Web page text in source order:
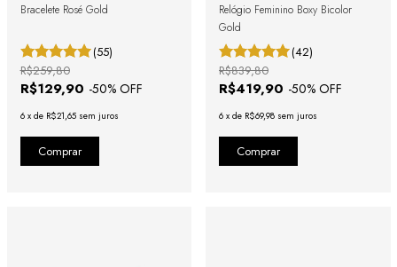
Bracelete Rosé Gold
(55)
R$129,90 -50% OFF
R$259,80
6 x de R$21,65 sem juros
Relógio Feminino Boxy Bicolor
Gold
(42)
R$419,90 -50% OFF
R$839,80
6 x de R$69,98 sem juros